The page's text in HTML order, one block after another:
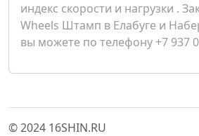
индекс скорости и нагрузки .
Wheels Штамп в Елабуге и
вы можете по телефону +7 937
© 2024 16SHIN.RU